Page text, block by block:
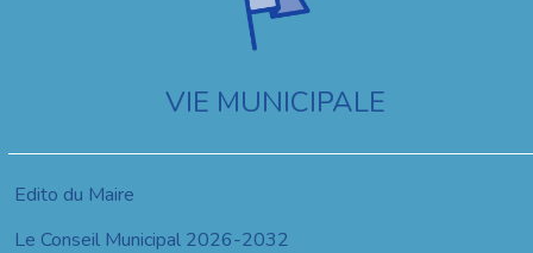
VIE MUNICIPALE
Edito du Maire
Le Conseil Municipal 2026-2032